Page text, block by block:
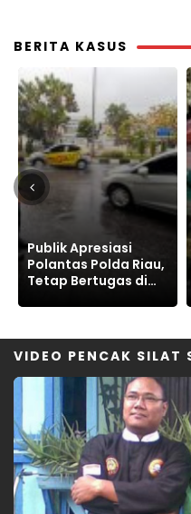
BERITA KASUS
Polres Tabalong
Selidiki Sebab
Perempuan
VIDEO PENCAK SILAT